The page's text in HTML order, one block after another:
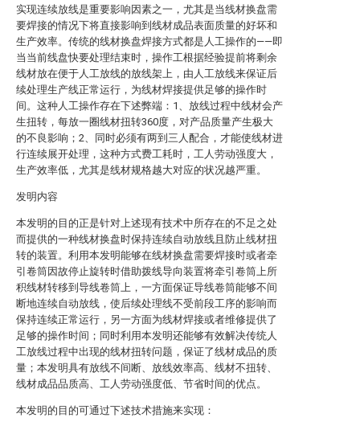
实现连续放线是重要影响因素之一，尤其是当线材换盘需
要焊接的情况下将直接影响到线材成品表面质量的好坏和
生产效率。传统的线材换盘焊接方式都是人工操作的——即
当当前线盘快要处理结束时，操作工根据经验提前将剩余
线材放在便于人工放线的放线架上，由人工放线来保证后
续处理生产线正常运行，为线材焊接提供足够的操作时
间。这种人工操作存在下述弊端：1、放线过程中线材会产
生扭转，每放一圈线材扭转360度，对产品质量产生极大
的不良影响；2、同时必须有两到三人配合，才能使线材进
行连续展开处理，这种方式费工耗时，工人劳动强度大，
生产效率低，尤其是线材规格越大对应的状况越严重。
发明内容
本发明的目的正是针对上述现有技术中所存在的不足之处
而提供的一种线材换盘时保持连续自动放线且防止线材扭
转的装置。利用本发明能够在线材换盘需要焊接时或者牵
引卷筒因故停止旋转时借助拨线导向装置将牵引卷筒上所
积线材转移到导线卷筒上，一方面保证导线卷筒能够不间
断地连续自动放线，使后续处理线不受前段工序的影响而
保持连续正常运行，另一方面为线材焊接或者维修提供了
足够的操作时间；同时利用本发明还能够有效解决传统人
工放线过程中出现的线材扭转问题，保证了线材成品的质
量；本发明具有放线不间断、放线效率高、线材不扭转、
线材成品品质高、工人劳动强度低、节省时间的优点。
本发明的目的可通过下述技术措施来实现：